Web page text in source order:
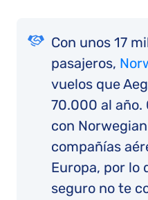
Con unos 17
pasajeros,
vuelos que
70.000 al año.
con
compañías
Europa, por lo
seguro no te